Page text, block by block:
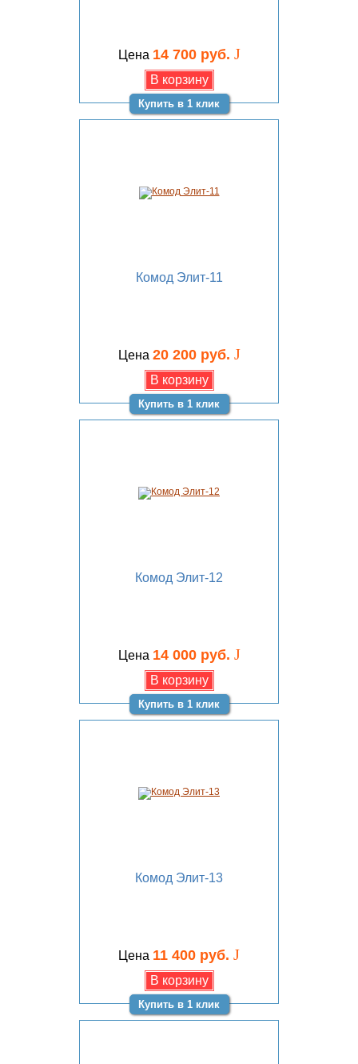
Цена 14 700 руб. J
Купить в 1 клик
Комод Элит-11
Цена 20 200 руб. J
Купить в 1 клик
Комод Элит-12
Цена 14 000 руб. J
Купить в 1 клик
Комод Элит-13
Цена 11 400 руб. J
Купить в 1 клик